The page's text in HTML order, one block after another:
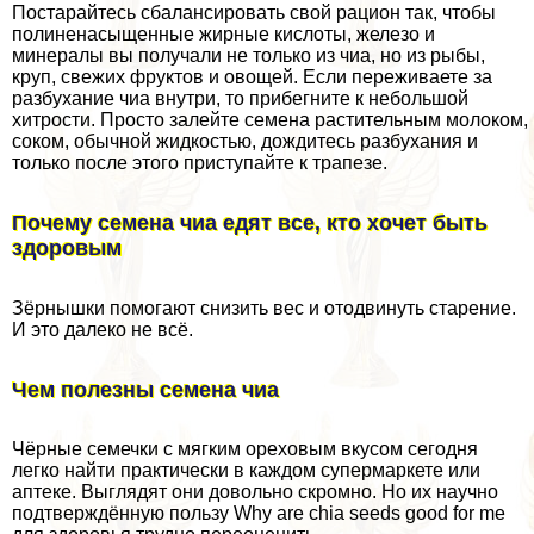
Постарайтесь сбалансировать свой рацион так, чтобы
полиненасыщенные жирные кислоты, железо и
минералы вы получали не только из чиа, но из рыбы,
круп, свежих фруктов и овощей. Если переживаете за
разбухание чиа внутри, то прибегните к небольшой
хитрости. Просто залейте семена растительным молоком,
соком, обычной жидкостью, дождитесь разбухания и
только после этого приступайте к трапезе.
Почему семена чиа едят все, кто хочет быть
здоровым
Зёрнышки помогают снизить вес и отодвинуть старение.
И это далеко не всё.
Чем полезны семена чиа
Чёрные семечки с мягким ореховым вкусом сегодня
легко найти пpaктически в каждом супермаркете или
аптеке. Выглядят они довольно скромно. Но их научно
подтверждённую пользу Why are chia seeds good for me